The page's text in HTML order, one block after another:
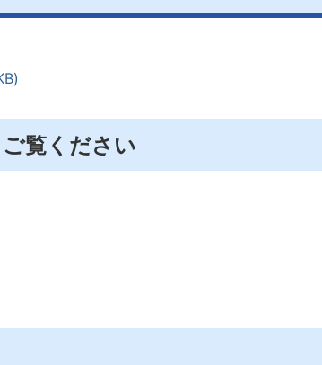
覧ください